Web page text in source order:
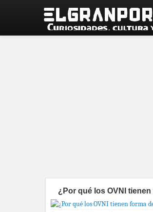
¿Por qué los OVNI